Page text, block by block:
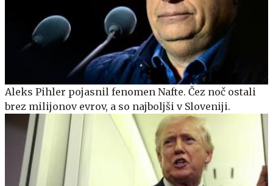
Aleks Pihler pojasnil fenomen Nafte. Čez noč ostali
brez milijonov evrov, a so najboljši v Sloveniji.